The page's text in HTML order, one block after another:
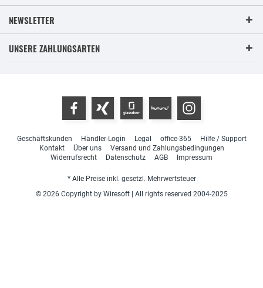
NEWSLETTER
UNSERE ZAHLUNGSARTEN
Geschäftskunden Händler-Login Legal office-365
Hilfe / Support
Kontakt
Über uns
Versand und Zahlungsbedingungen
Widerrufsrecht
Datenschutz AGB Impressum
* Alle Preise inkl. gesetzl. Mehrwertsteuer
© 2026 Copyright by Wiresoft | All rights reserved 2004-2025